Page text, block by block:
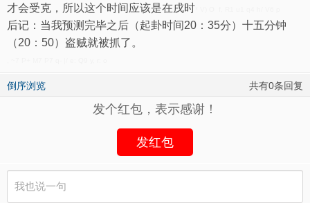
才会受克，所以这个时间应该是在戌时
后记：当我预测完毕之后（起卦时间20：35分）十五分钟
（20：50）盗贼就被抓了。
倒序浏览 共有0条回复
发个红包，表示感谢！
发红包